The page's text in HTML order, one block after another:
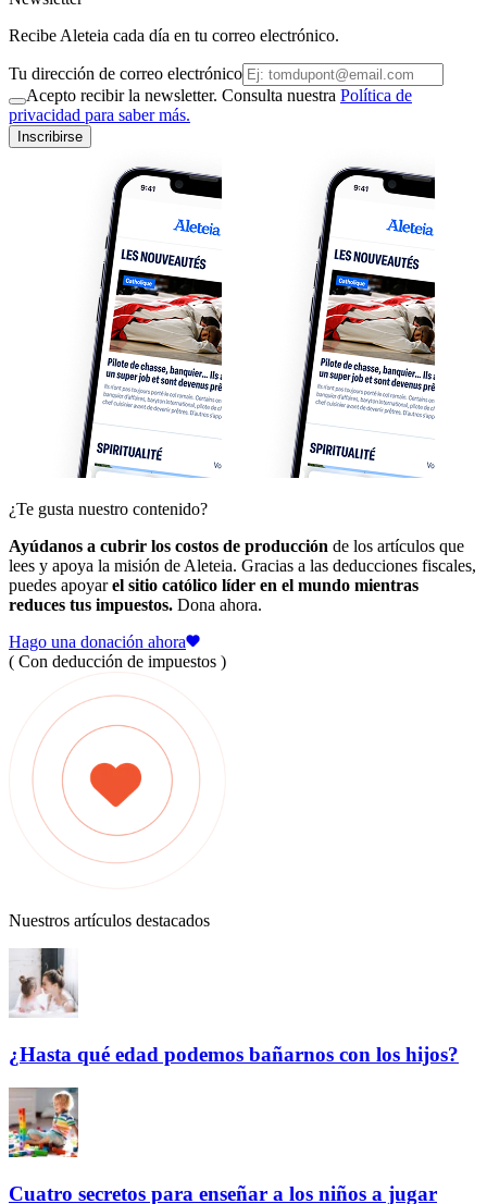
Recibe Aleteia cada día en tu correo electrónico.
Tu dirección de correo electrónico
Acepto recibir la newsletter. Consulta nuestra Política de
privacidad para saber más.
Inscribirse
¿Te gusta nuestro contenido?
Ayúdanos a cubrir los costos de producción de los artículos que
lees y apoya la misión de Aleteia. Gracias a las deducciones fiscales,
puedes apoyarel sitio católico líder en el mundo mientras
reduces tus impuestos. Dona ahora.
Hago una donación ahora
( Con deducción de impuestos )
Nuestros artículos destacados
¿Hasta qué edad podemos bañarnos con los hijos?
Cuatro secretos para enseñar a los niños a jugar